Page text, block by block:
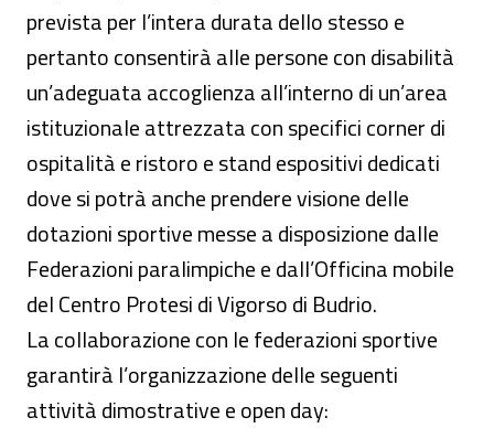
prevista per l’intera durata dello stesso e
pertanto consentirà alle persone con disabilità
un’adeguata accoglienza all’interno di un’area
istituzionale attrezzata con specifici corner di
ospitalità e ristoro e stand espositivi dedicati
dove si potrà anche prendere visione delle
dotazioni sportive messe a disposizione dalle
Federazioni paralimpiche e dall’Officina mobile
del Centro Protesi di Vigorso di Budrio.
La collaborazione con le federazioni sportive
garantirà l’organizzazione delle seguenti
attività dimostrative e open day: